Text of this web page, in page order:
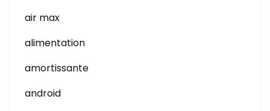
air max
alimentation
amortissante
android